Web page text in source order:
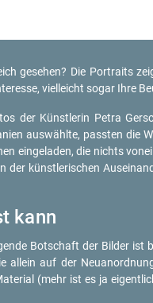
ge­se­hen? Die Por­traits
viel­leicht sogar Ihre
der Künst­le­rin Petra
aus­wähl­te, pass­ten die
ein­ge­la­den, die nichts
der künst­le­ri­schen
kann
Bot­schaft der Bil­der
al­lein auf der
(mehr ist es ja